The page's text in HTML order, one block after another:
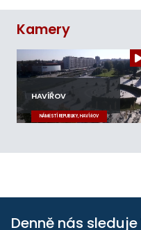
Kamery
HAVÍŘOV
NÁMĚSTÍ REPUBLIKY, HAVÍŘOV
Denně nás sleduje